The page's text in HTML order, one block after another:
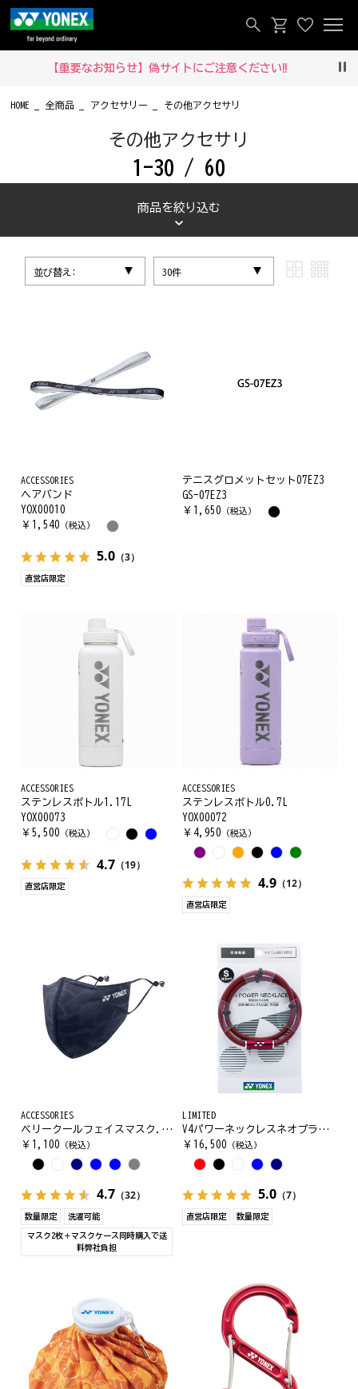
メルマガ登録でお得な情報をいち早くお届け！
HOME 全商品 アクセサリー その他アクセサリ
その他アクセサリ
1-30 / 60
商品を絞り込む
並び替え: 30件
ACCESSORIES
ヘアバンド
YOX00010
￥ 1,540 （税込）
5.0 （3）
直営店限定
テニスグロメットセット07EZ3
GS-07EZ3
￥ 1,650 （税込）
ACCESSORIES
ステンレスボトル1.17L
YOX00073
￥ 5,500 （税込）
4.7 （19）
直営店限定
ACCESSORIES
ステンレスボトル0.7L
YOX00072
￥ 4,950 （税込）
4.9（12）
直営店限定
ACCESSORIES
ベリークールフェイスマスク. AC486
￥ 1,100 （税込）
4.7 （32）
数量限定 洗濯可能
マスク2枚＋マスクケース同時購入で送
料弊社負担
LIMITED
V4パワーネックレスネオプラス. YOX00024
￥ 16,500 （税込）
5.0（7）
直営店限定 数量限定